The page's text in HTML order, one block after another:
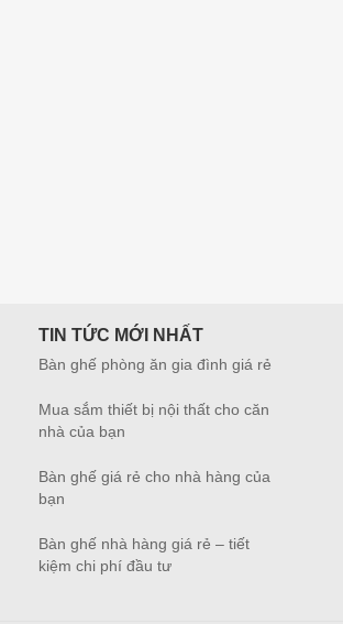
TIN TỨC MỚI NHẤT
Bàn ghế phòng ăn gia đình giá rẻ
Mua sắm thiết bị nội thất cho căn
nhà của bạn
Bàn ghế giá rẻ cho nhà hàng của
bạn
Bàn ghế nhà hàng giá rẻ – tiết
kiệm chi phí đầu tư